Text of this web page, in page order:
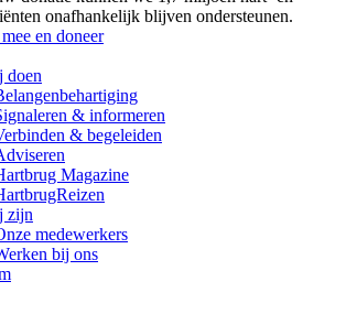
onafhankelijk blijven ondersteunen.
en doneer
doen
& informeren
& begeleiden
Magazine
zijn
medewerkers
bij ons